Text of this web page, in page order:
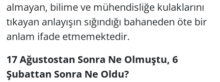
almayan, bilime ve mühendisliğe kulaklarını
tıkayan anlayışın sığındığı bahaneden öte bir
anlam ifade etmemektedir.
17 Ağustostan Sonra Ne Olmuştu, 6
Şubattan Sonra Ne Oldu?